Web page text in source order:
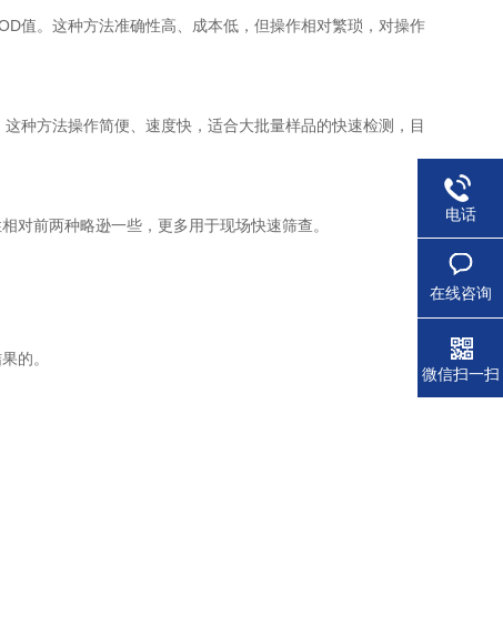
值。这种方法准确性高、成本低，但操作相对繁琐，对操作
方法操作简便、速度快，适合大批量样品的快速检测，目
前两种略逊一些，更多用于现场快速筛查。
的。
电话
在线咨询
微信扫一扫